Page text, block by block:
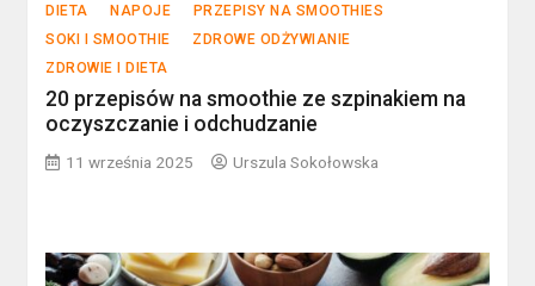
DIETA NAPOJE
PRZEPISY NA SMOOTHIES
SOKI I SMOOTHIE
ZDROWE ODŻYWIANIE
ZDROWIE I DIETA
20 przepisów na smoothie ze szpinakiem na
oczyszczanie i odchudzanie
11 września 2025 Urszula Sokołowska